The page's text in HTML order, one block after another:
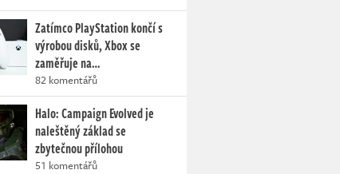
Zatímco PlayStation končí s
výrobou disků, Xbox se
zaměřuje na…
82 komentářů
Halo: Campaign Evolved je
naleštěný základ se
zbytečnou přílohou
51 komentářů